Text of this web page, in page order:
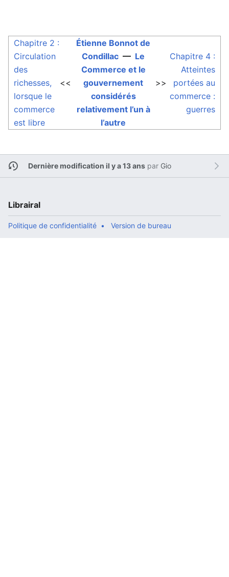
Chapitre 2 :
Circulation
des
richesses,
lorsque le
commerce
est libre
<<
Étienne Bonnot de
Condillac — Le
Commerce et le
gouvernement
considérés
relativement l’un à
l’autre
>>
Chapitre 4 :
Atteintes
portées au
commerce :
guerres
Dernière modification il y a 13 anspar Gio
Librairal
Politique de confidentialité Version de bureau